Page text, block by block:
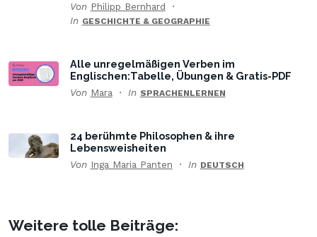
Von Philipp Bernhard
In GESCHICHTE & GEOGRAPHIE
Alle unregelmäßigen Verben im
Englischen:Tabelle, Übungen & Gratis-PDF
Von Mara In SPRACHENLERNEN
24 berühmte Philosophen & ihre
Lebensweisheiten
Von Inga Maria Panten In DEUTSCH
Weitere tolle Beiträge: